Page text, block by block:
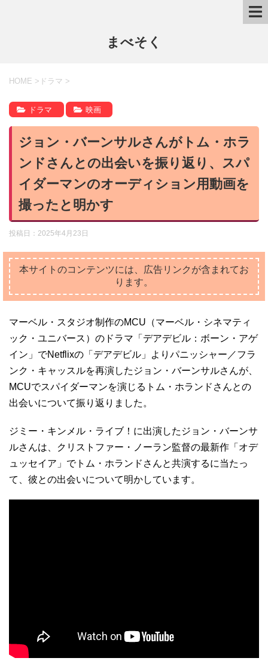
まべそく
HOME > ドラマ >
ドラマ 映画
ジョン・バーンサルさんがトム・ホラ
ンドさんとの出会いを振り返り、スパ
イダーマンのオーディション用動画を
撮ったと明かす
投稿日： 2025年4月23日
本サイトのコンテンツには、広告リンクが含まれてお
ります。
マーベル・スタジオ制作のMCU（マーベル・シネマティ
ック・ユニバース）のドラマ「デアデビル：ボーン・アゲ
イン」でNetflixの「デアデビル」よりパニッシャー／フラ
ンク・キャッスルを再演したジョン・バーンサルさんが、
MCUでスパイダーマンを演じるトム・ホランドさんとの
出会いについて振り返りました。
ジミー・キンメル・ライブ！に出演したジョン・バーンサ
ルさんは、クリストファー・ノーラン監督の最新作「オデ
ュッセイア」でトム・ホランドさんと共演するに当たっ
て、彼との出会いについて明かしています。